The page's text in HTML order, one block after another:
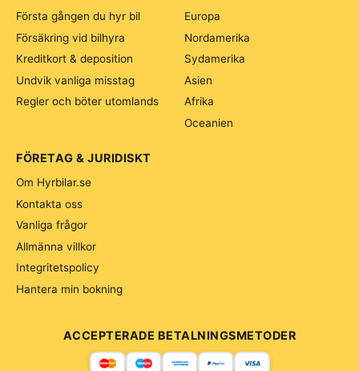
Europa
Nordamerika
Sydamerika
Asien
Afrika
Oceanien
Första gången du hyr bil
Försäkring vid bilhyra
Kreditkort & deposition
Undvik vanliga misstag
Regler och böter utomlands
FÖRETAG & JURIDISKT
Om Hyrbilar.se
Kontakta oss
Vanliga frågor
Allmänna villkor
Integritetspolicy
Hantera min bokning
ACCEPTERADE BETALNINGSMETODER